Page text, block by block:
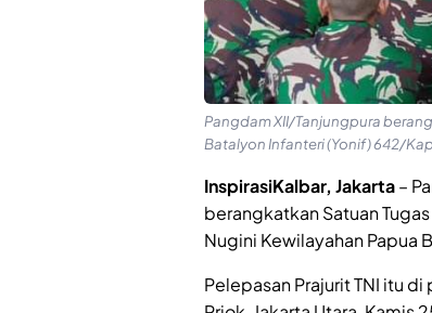
Pangdam XII/Tanjungpura
Batalyon Infanteri (Yonif) 642/
InspirasiKalbar, Jakarta–
berangkatkan Satuan
Nugini Kewilayahan Papua
Pelepasan Prajurit TNI itu